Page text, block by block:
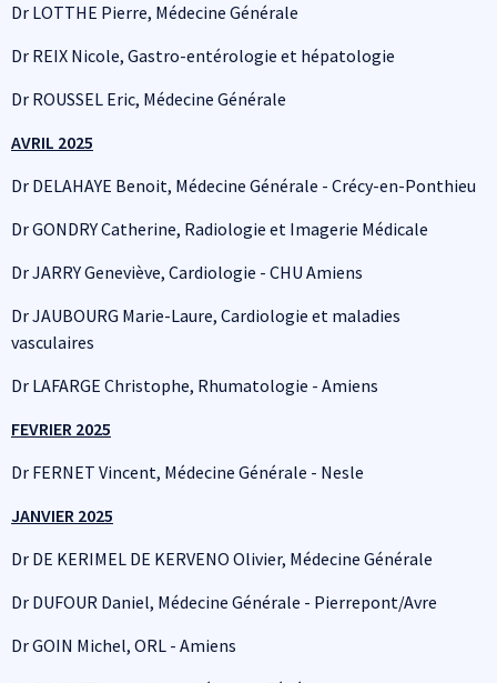
Dr LOTTHE Pierre, Médecine Générale
Dr REIX Nicole, Gastro-entérologie et hépatologie
Dr ROUSSEL Eric, Médecine Générale
AVRIL 2025
Dr DELAHAYE Benoit, Médecine Générale - Crécy-en-Ponthieu
Dr GONDRY Catherine, Radiologie et Imagerie Médicale
Dr JARRY Geneviève, Cardiologie - CHU Amiens
Dr JAUBOURG Marie-Laure, Cardiologie et maladies
vasculaires
Dr LAFARGE Christophe, Rhumatologie - Amiens
FEVRIER 2025
Dr FERNET Vincent, Médecine Générale - Nesle
JANVIER 2025
Dr DE KERIMEL DE KERVENO Olivier, Médecine Générale
Dr DUFOUR Daniel, Médecine Générale - Pierrepont/Avre
Dr GOIN Michel, ORL - Amiens